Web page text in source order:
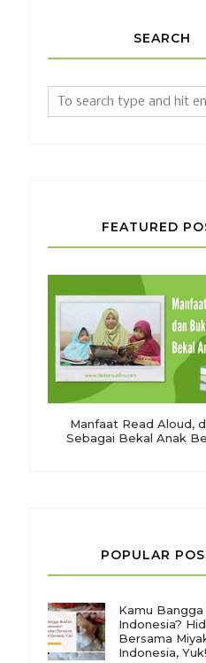
SEARCH
FEATURED
Manfaat Read Aloud,
Sebagai Bekal Anak
POPULAR
Kamu
Indonesia?
Bersama
Indonesia, Yuk!